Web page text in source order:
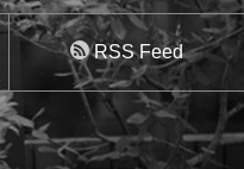
RSS Feed